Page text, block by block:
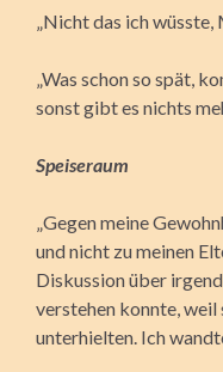
„Nicht das ich
„Was schon so spät,
sonst gibt es nichts
Speiseraum
„Gegen meine
und nicht zu meinen
Diskussion über
verstehen konnte, weil
unterhielten. Ich